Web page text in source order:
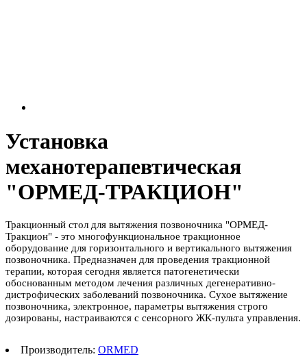
Установка
механотерапевтическая
"ОРМЕД-ТРАКЦИОН"
Тракционный стол для вытяжения позвоночника "ОРМЕД-
Тракцион" - это многофункциональное тракционное
оборудование для горизонтального и вертикального вытяжения
позвоночника. Предназначен для проведения тракционной
терапии, которая сегодня является патогенетически
обоснованным методом лечения различных дегенеративно-
дистрофических заболеваний позвоночника. Сухое вытяжение
позвоночника, электронное, параметры вытяжения строго
дозированы, настраиваются с сенсорного ЖК-пульта управления.
Производитель: ORMED